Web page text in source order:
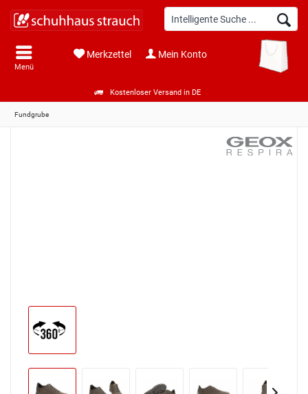
Kostenloser Versand in DE
Menü
Merkzettel Mein Konto
Fundgrube